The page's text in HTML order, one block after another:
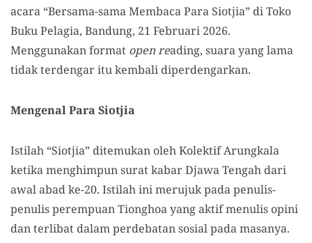
acara “Bersama-sama Membaca Para Siotjia” di Toko
Buku Pelagia, Bandung, 21 Februari 2026.
Menggunakan format open reading, suara yang lama
tidak terdengar itu kembali diperdengarkan.
Mengenal Para Siotjia
Istilah “Siotjia” ditemukan oleh Kolektif Arungkala
ketika menghimpun surat kabar Djawa Tengah dari
awal abad ke-20. Istilah ini merujuk pada penulis-
penulis perempuan Tionghoa yang aktif menulis opini
dan terlibat dalam perdebatan sosial pada masanya.